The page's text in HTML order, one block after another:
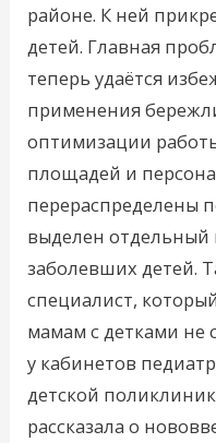
районе. К ней
детей. Главная
теперь удаётся
применения
оптимизации
площадей и
перераспределены
выделен отдельный
заболевших детей.
специалист,
мамам с детками не
у кабинетов
детской
рассказала о